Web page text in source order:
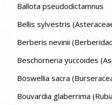
Ballota pseudodictamnus
Bellis sylvestris
Berberis nevinii
Beschorneria yuccoides
Boswellia sacra
Bouvardia glaberrima